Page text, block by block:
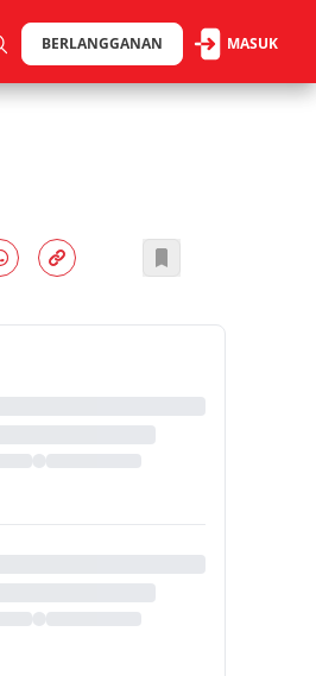
BERLANGGANAN MASUK